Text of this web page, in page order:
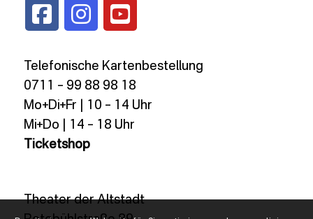
Telefonische Kartenbestellung
0711 – 99 88 98 18
Mo+Di+Fr | 10 – 14 Uhr
Mi+Do | 14 – 18 Uhr
Ticketshop
Theater der Altstadt